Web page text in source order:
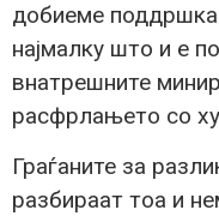
добиеме поддршка
најмалку што и е
внатрешните
расфрлањето со
Граѓаните за
разбираат тоа и